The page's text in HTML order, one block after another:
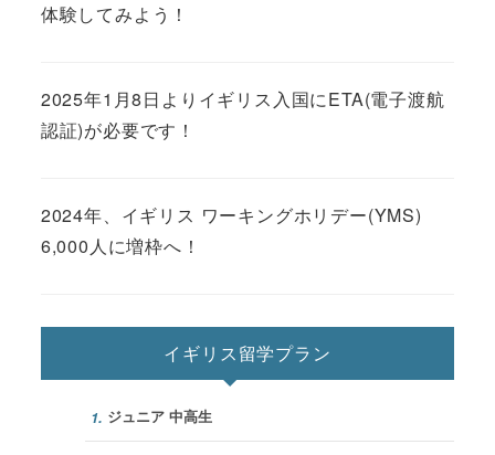
体験してみよう！
2025年1月8日よりイギリス入国にETA(電子渡航
認証)が必要です！
2024年、イギリス ワーキングホリデー(YMS)
6,000人に増枠へ！
イギリス留学プラン
1. ジュニア 中高生